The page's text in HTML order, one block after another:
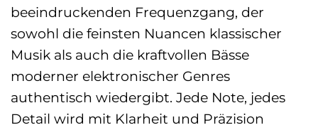
beeindruckenden Frequenzgang, der
sowohl die feinsten Nuancen klassischer
Musik als auch die kraftvollen Bässe
moderner elektronischer Genres
authentisch wiedergibt. Jede Note, jedes
Detail wird mit Klarheit und Präzision